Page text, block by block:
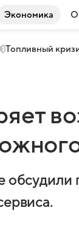
Экономика
Топливный